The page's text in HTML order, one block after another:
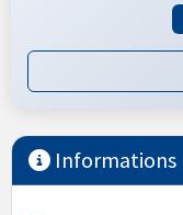
Informations